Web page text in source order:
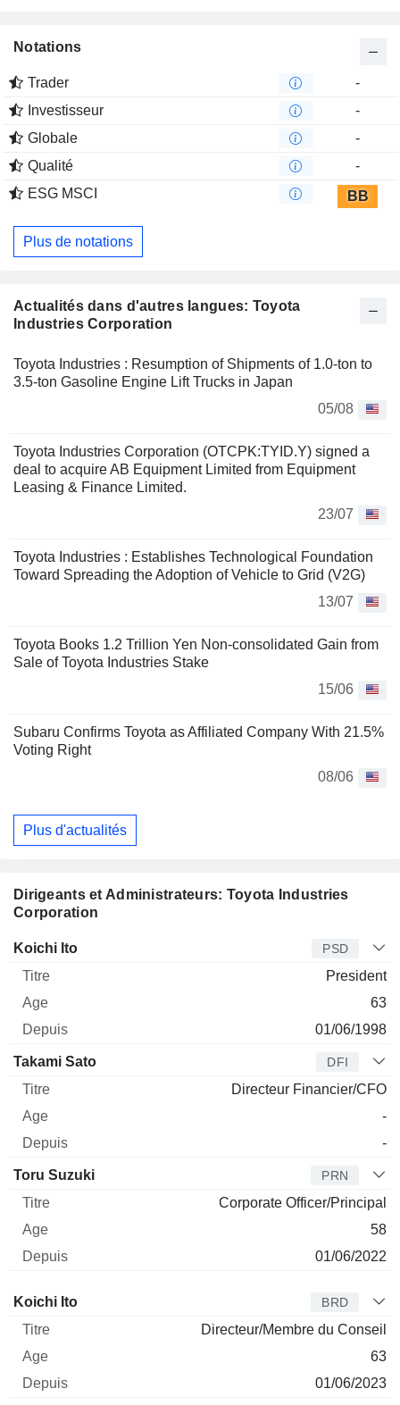
Actualités dans d'autres langues: Toyota
Industries Corporation
Toyota Industries : Resumption of Shipments of 1.0-ton to
3.5-ton Gasoline Engine Lift Trucks in Japan
05/08
Toyota Industries Corporation (OTCPK:TYID.Y) signed a
deal to acquire AB Equipment Limited from Equipment
Leasing & Finance Limited.
23/07
Toyota Industries : Establishes Technological Foundation
Toward Spreading the Adoption of Vehicle to Grid (V2G)
13/07
Toyota Books 1.2 Trillion Yen Non-consolidated Gain from
Sale of Toyota Industries Stake
15/06
Subaru Confirms Toyota as Affiliated Company With 21.5%
Voting Right
08/06
Plus d'actualités
Dirigeants et Administrateurs: Toyota Industries
Corporation
Dirigeant
Koichi Ito PSD
President
63
01/06/1998
Takami Sato DFI
Directeur Financier/CFO
-
-
Toru Suzuki PRN
Corporate Officer/Principal
58
01/06/2022
Administrateur
Koichi Ito BRD
Directeur/Membre du Conseil
63
01/06/2023
Notations
Trader
-
Investisseur
-
Globale
-
Qualité
-
ESG MSCI
BB
Plus de notations